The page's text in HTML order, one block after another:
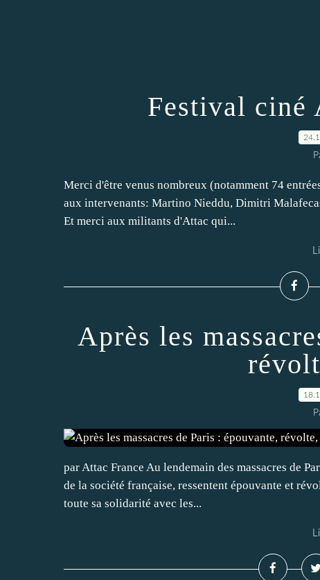
Festival ciné
Merci d'être venus nombreux (notamment 74
aux intervenants: Martino Nieddu, Dimitri
Et merci aux militants d'Attac qui...
Après les
par Attac France Au lendemain des massacres de
de la société française, ressentent épouvante et
toute sa solidarité avec les...